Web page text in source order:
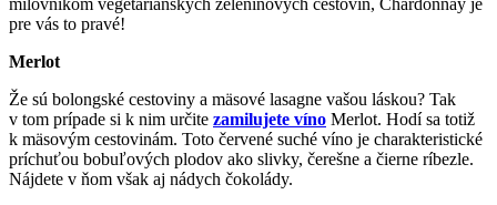
pre vás to pravé!
Merlot
Že sú bolongské cestoviny a mäsové lasagne vašou láskou? Tak
v tom prípade si k nim určite zamilujete víno Merlot. Hodí sa totiž
k mäsovým cestovinám. Toto červené suché víno je charakteristické
príchuťou bobuľových plodov ako slivky, čerešne a čierne ríbezle.
Nájdete v ňom však aj nádych čokolády.